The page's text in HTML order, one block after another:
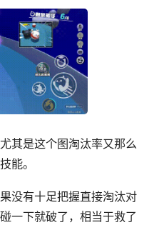
其是这个图淘汰率又那么
能。
没有十足把握直接淘汰对
一下就破了，相当于救了